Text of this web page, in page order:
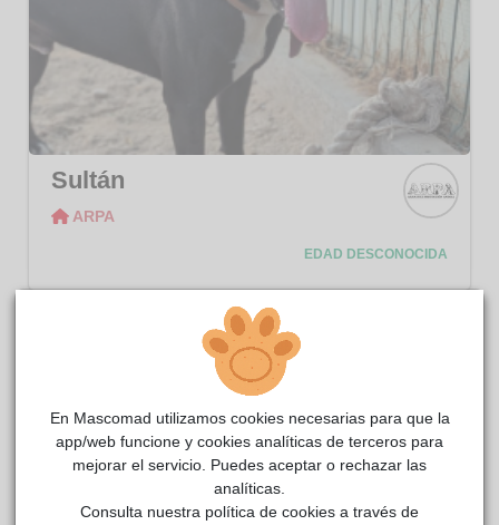
Sultán
ARPA
EDAD DESCONOCIDA
En Mascomad utilizamos cookies necesarias para que la
app/web funcione y cookies analíticas de terceros para
mejorar el servicio. Puedes aceptar o rechazar las
analíticas.
Consulta nuestra política de cookies a través de